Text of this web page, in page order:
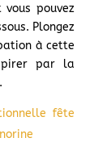
pouvez
Plongez
à cette
par la
fête